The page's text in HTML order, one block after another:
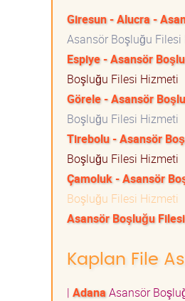
Giresun - Alucra -
Asansör Boşluğu Filesi
Espiye - Asansör
Boşluğu Filesi Hizmeti
Görele - Asansör
Boşluğu Filesi Hizmeti
Tirebolu - Asansör
Boşluğu Filesi Hizmeti
Çamoluk - Asansör
Boşluğu Filesi Hizmeti
Asansör Boşluğu Filesi
Kaplan File
| AdanaAsansör